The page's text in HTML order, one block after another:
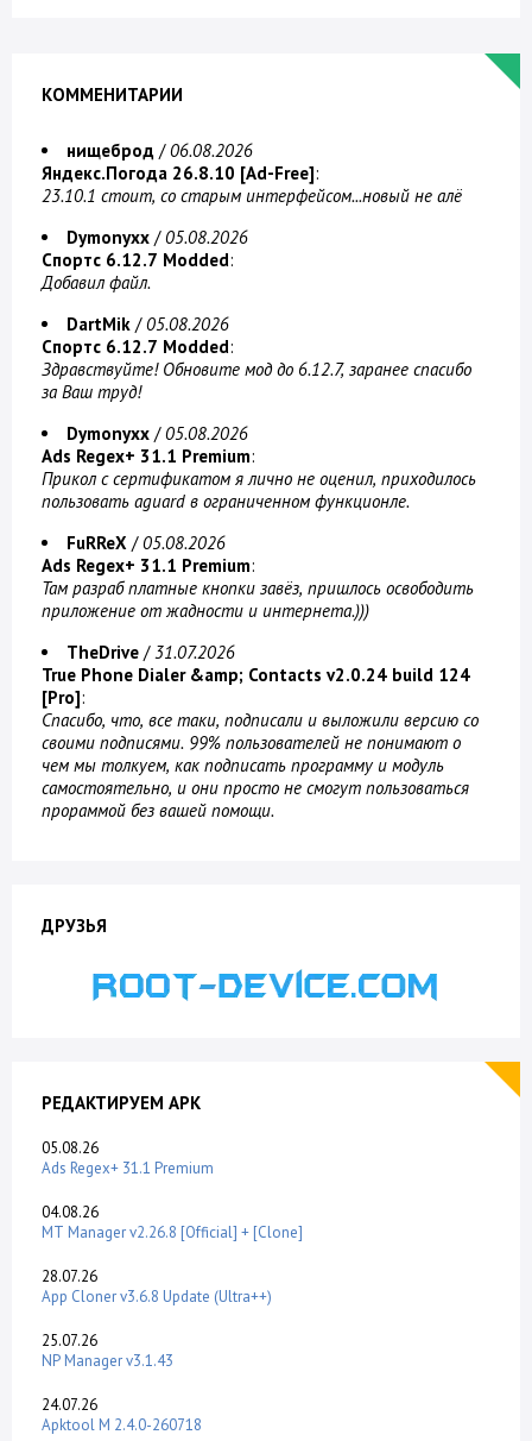
КОММЕНИТАРИИ
нищеброд /06.08.2026
Яндекс.Погода 26.8.10 [Ad-Free]:
23.10.1 стоит, со старым интерфейсом...новый не алё
Dymonyxx /05.08.2026
Спортс 6.12.7 Modded:
Добавил файл.
DartMik /05.08.2026
Спортс 6.12.7 Modded:
Здравствуйте! Обновите мод до 6.12.7, заранее спасибо
за Ваш труд!
Dymonyxx /05.08.2026
Ads Regex+ 31.1 Premium:
Прикол с сертификатом я лично не оценил, приходилось
пользовать aguard в ограниченном функционле.
FuRReX /05.08.2026
Ads Regex+ 31.1 Premium:
Там разраб платные кнопки завёз, пришлось освободить
приложение от жадности и интернета.)))
TheDrive /31.07.2026
True Phone Dialer &amp; Contacts v2.0.24 build 124
[Pro]:
Спасибо, что, все таки, подписали и выложили версию со
своими подписями. 99% пользователей не понимают о
чем мы толкуем, как подписать программу и модуль
самостоятельно, и они просто не смогут пользоваться
прораммой без вашей помощи.
ДРУЗЬЯ
РЕДАКТИРУЕМ APK
05.08.26
Ads Regex+ 31.1 Premium
04.08.26
MT Manager v2.26.8 [Official] + [Clone]
28.07.26
App Cloner v3.6.8 Update (Ultra++)
25.07.26
NP Manager v3.1.43
24.07.26
Apktool M 2.4.0-260718